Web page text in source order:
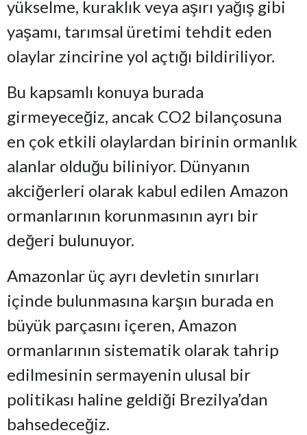
yükselme, kuraklık veya aşırı yağış gibi
yaşamı, tarımsal üretimi tehdit eden
olaylar zincirine yol açtığı bildiriliyor.
Bu kapsamlı konuya burada
girmeyeceğiz, ancak CO2 bilançosuna
en çok etkili olaylardan birinin ormanlık
alanlar olduğu biliniyor. Dünyanın
akciğerleri olarak kabul edilen Amazon
ormanlarının korunmasının ayrı bir
değeri bulunuyor.
Amazonlar üç ayrı devletin sınırları
içinde bulunmasına karşın burada en
büyük parçasını içeren, Amazon
ormanlarının sistematik olarak tahrip
edilmesinin sermayenin ulusal bir
politikası haline geldiği Brezilya’dan
bahsedeceğiz.